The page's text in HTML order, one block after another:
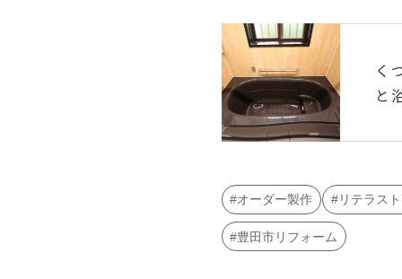
く
と
オーダー製作 リテラス
豊田市リフォーム